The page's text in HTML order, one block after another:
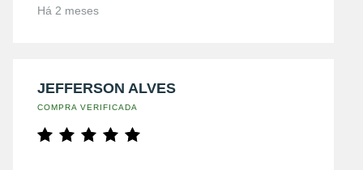
Há 2 meses
JEFFERSON ALVES
COMPRA VERIFICADA